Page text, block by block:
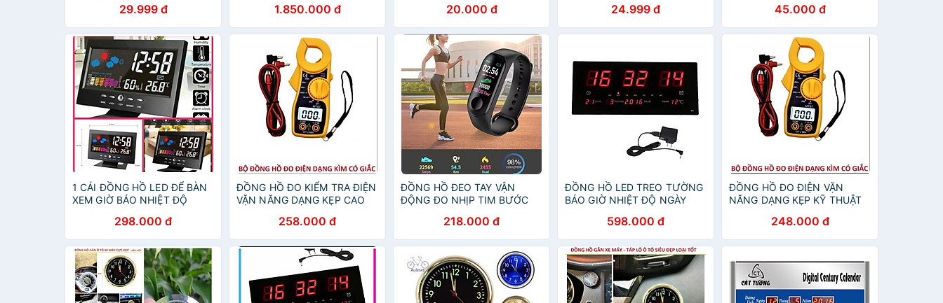
29.999 đ 1.850.000 đ 20.000 đ 24.999 đ 45.000 đ
1 CÁI ĐỒNG HỒ LED ĐỂ BÀN
XEM GIỜ BÁO NHIỆT ĐỘ
THỜI TIẾT298.000 đ
ĐỒNG HỒ ĐO KIỂM TRA ĐIỆN
VẶN NĂNG DẠNG KẸP CAO
258.000 đ
ĐỒNG HỒ ĐEO TAY VẬN
ĐỘNG ĐO NHỊP TIM BƯỚC
218.000 đ
ĐỒNG HỒ LED TREO TƯỜNG
BÁO GIỜ NHIỆT ĐỘ NGÀY
598.000 đ
ĐỒNG HỒ ĐO ĐIỆN VẶN
NĂNG DẠNG KẸP KỸ THUẬT
248.000 đ